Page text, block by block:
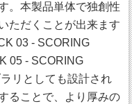
。本製品単体で独創性
ただくことが出来ます
03 - SCORING
05 - SCORING
リとしても設計され
ることで、より厚みの